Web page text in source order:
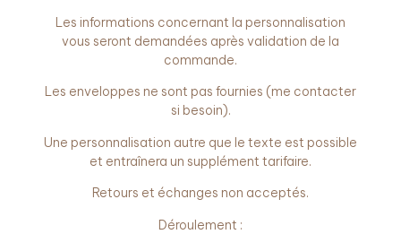
Les informations concernant la personnalisation
vous seront demandées après validation de la
commande.
Les enveloppes ne sont pas fournies (me contacter
si besoin).
Une personnalisation autre que le texte est possible
et entraînera un supplément tarifaire.
Retours et échanges non acceptés.
Déroulement :